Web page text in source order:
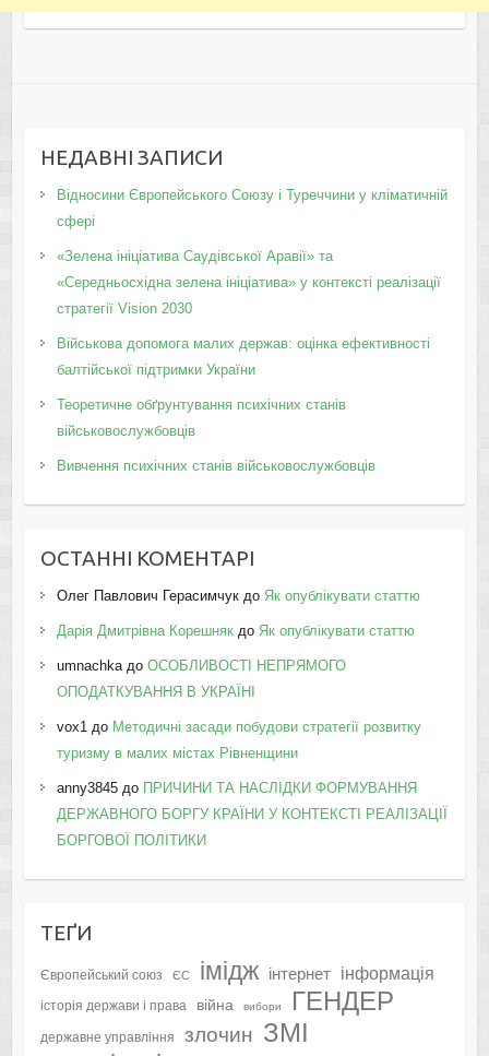
НЕДАВНІ ЗАПИСИ
Відносини Європейського Союзу і Туреччини у кліматичній
сфері
«Зелена ініціатива Саудівської Аравії» та
«Середньосхідна зелена ініціатива» у контексті реалізації
стратегії Vision 2030
Військова допомога малих держав: оцінка ефективності
балтійської підтримки України
Теоретичне обґрунтування психічних станів
військовослужбовців
Вивчення психічних станів військовослужбовців
ОСТАННІ КОМЕНТАРІ
Олег Павлович Герасимчукдо Як опублікувати статтю
Дарія Дмитрівна Корешнякдо Як опублікувати статтю
umnachkaдо ОСОБЛИВОСТІ НЕПРЯМОГО
ОПОДАТКУВАННЯ В УКРАЇНІ
vox1до Методичні засади побудови стратегії розвитку
туризму в малих містах Рівненщини
anny3845до ПРИЧИНИ ТА НАСЛІДКИ ФОРМУВАННЯ
ДЕРЖАВНОГО БОРГУ КРАЇНИ У КОНТЕКСТІ РЕАЛІЗАЦІЇ
БОРГОВОЇ ПОЛІТИКИ
ТЕҐИ
Європейський союз ЄС імідж інтернет інформація
історія держави і права війна вибори ГЕНДЕР
державне управління злочин ЗМІ